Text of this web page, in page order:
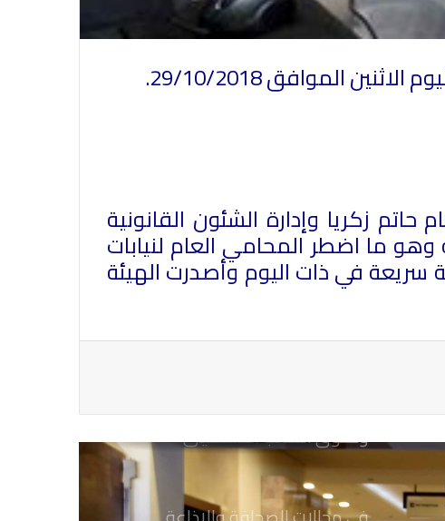
الموافق 29/10/2018.
زكريا وإدارة الشئون القانونية
ما اضطر المحامي العام لنيابات
في ذات اليوم وأصدرت الهيئة
في عيد الصحافة العراقية تحية لكل
الصحفيين ولأرواح شهداء الصحافة
يطالب السلطات السودانية بالإفراج
الفوري عن الزميل الصحفي اسحق
احمد فضل الله
يدعو الى دعم القضية الفلسطينية
فى مجالات الصحافة والإذاعة
والتليفزيون والإنتاج الدرامى والإعلام
الرقمي